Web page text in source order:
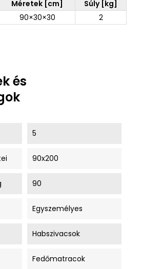
Méretek [cm]
Súly [kg]
90×30×30 2
és
5
90x200
90
Egyszemélyes
Habszivacsok
Fedőmatracok